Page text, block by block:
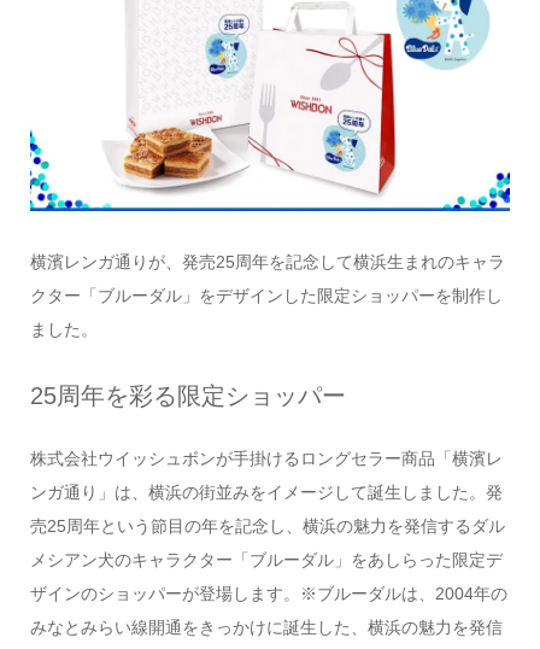
横濱レンガ通りが、発売25周年を記念して横浜生まれのキャラ
クター「ブルーダル」をデザインした限定ショッパーを制作し
ました。
25周年を彩る限定ショッパー
株式会社ウイッシュボンが手掛けるロングセラー商品「横濱レ
ンガ通り」は、横浜の街並みをイメージして誕生しました。発
売25周年という節目の年を記念し、横浜の魅力を発信するダル
メシアン犬のキャラクター「ブルーダル」をあしらった限定デ
ザインのショッパーが登場します。※ブルーダルは、2004年の
みなとみらい線開通をきっかけに誕生した、横浜の魅力を発信